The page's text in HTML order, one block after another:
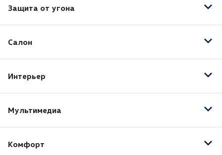
Защита от угона
Иммобилайзер
Салон
Подогрев передних сидений
Регулировка передних сидений по высоте
Вентиляция передних сидений
Интерьер
Передний центральный подлокотник
Мультимедиа
Аудиоподготовка
Комфорт